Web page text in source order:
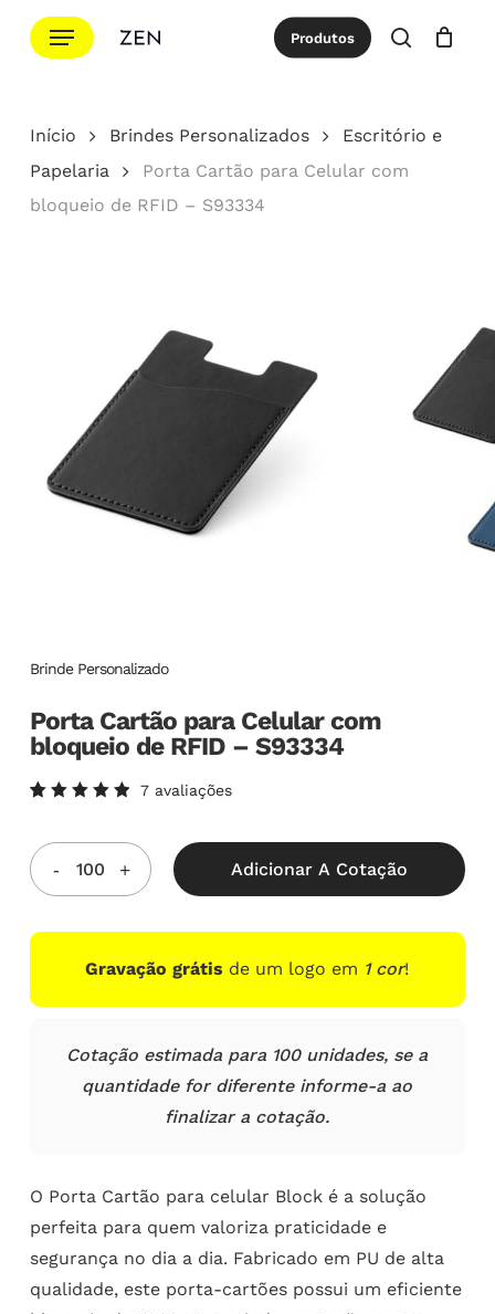
para
principal
Menu Produtos
procurar
Cotação Close
Início Brindes Personalizados
Escritório e
Papelaria
Porta Cartão para Celular com
bloqueio de RFID – S93334
Brinde Personalizado
Porta Cartão para Celular com
bloqueio de RFID – S93334
5.00de
5, com
baseado
em
clientes
7avaliações
Adicionar A Cotação
Gravação grátis de um logo em 1 cor!
Cotação estimada para 100 unidades, se a
quantidade for diferente informe-a ao
finalizar a cotação.
O Porta Cartão para celular Block é a solução
perfeita para quem valoriza praticidade e
segurança no dia a dia. Fabricado em PU de alta
qualidade, este porta-cartões possui um eficiente